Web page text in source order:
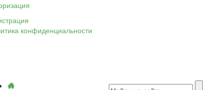
конфиденциальности